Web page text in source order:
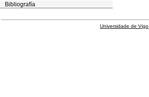
Bibliografía
Universidade de Vigo